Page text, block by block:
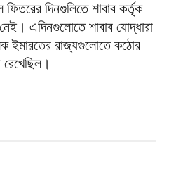
দিনগুলিতে শাবাব কর্তৃক
এদিনগুলোতে শাবাব যোদ্ধারা
ইমারতের রাজ্যগুলোতে কঠোর
রেখেছিল।